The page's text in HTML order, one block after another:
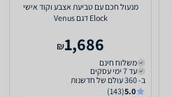
מנעול חכם עם טביעת אצבע וקוד אישי
Elock דגם Venus
1,686
₪
משלוח חינם
עד 7 ימי עסקים
ב- 360 עולם של חדשנות
5.0
(143)